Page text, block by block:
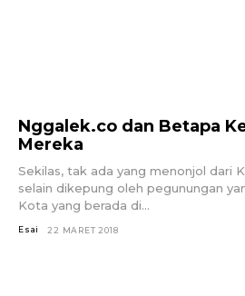
Nggalek.co dan Betapa
Mereka
Sekilas, tak ada yang menonjol dari
selain dikepung oleh pegunungan
Kota yang berada di...
Esai 22 MARET 2018